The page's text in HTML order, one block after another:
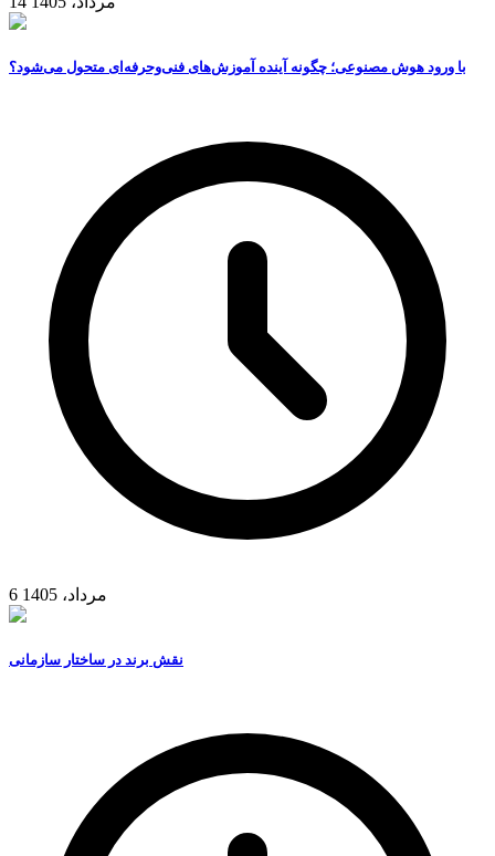
با ورود هوش مصنوعی؛ چگونه آینده آموزش‌های فنی‌وحرفه‌ای متحول می‌شود؟
6 مرداد، 1405
نقش برند در ساختار سازمانی